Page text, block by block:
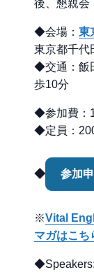
後、懇親会
◆会場： 東
東京都千代
◆交通：飯
歩10分
◆参加費：
◆定員：
◆ 参加
※Vital
マガはこち
◆Speakers: